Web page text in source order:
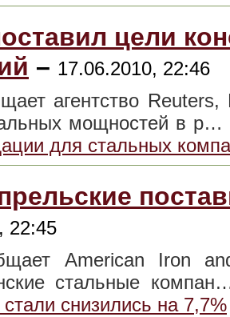
цели
– 17.06.2010, 22:46
агентство
мощностей в р…
для стальных
22:45
American Iron
стальные
стали снизились на 7,7%